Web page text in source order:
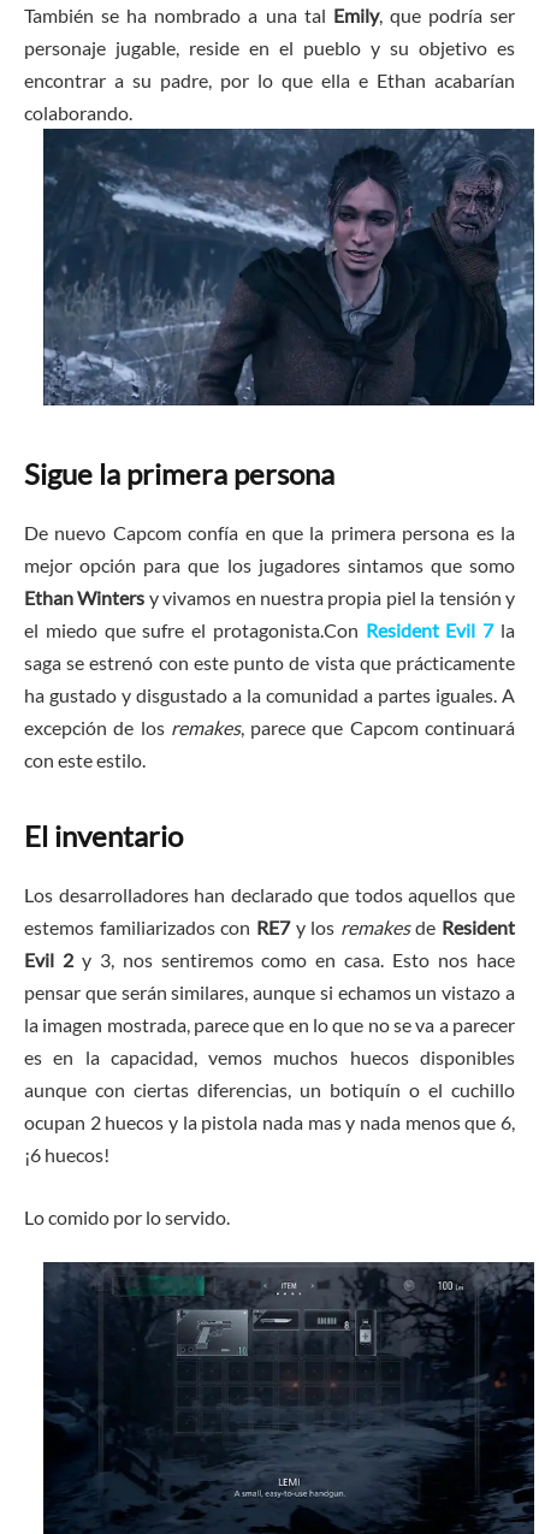
También se ha nombrado a una tal Emily, que podría ser
personaje jugable, reside en el pueblo y su objetivo es
encontrar a su padre, por lo que ella e Ethan acabarían
colaborando.
Sigue la primera persona
De nuevo Capcom confía en que la primera persona es la
mejor opción para que los jugadores sintamos que somo
Ethan Winters y vivamos en nuestra propia piel la tensión y
el miedo que sufre el protagonista.Con Resident Evil 7la
saga se estrenó con este punto de vista que prácticamente
ha gustado y disgustado a la comunidad a partes iguales. A
excepción de los remakes, parece que Capcom continuará
con este estilo.
El inventario
Los desarrolladores han declarado que todos aquellos que
estemos familiarizados con RE7 y los remakesde Resident
Evil 2y 3, nos sentiremos como en casa. Esto nos hace
pensar que serán similares, aunque si echamos un vistazo a
la imagen mostrada, parece que en lo que no se va a parecer
es en la capacidad, vemos muchos huecos disponibles
aunque con ciertas diferencias, un botiquín o el cuchillo
ocupan 2 huecos y la pistola nada mas y nada menos que 6,
¡6 huecos!
Lo comido por lo servido.